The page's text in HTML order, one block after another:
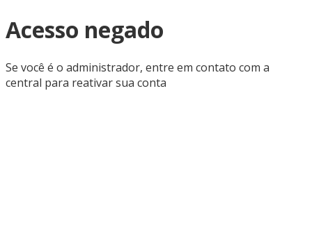
Acesso negado
Se você é o administrador, entre em contato com a
central para reativar sua conta